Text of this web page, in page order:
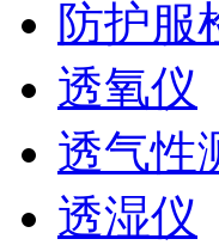
防护服
透氧仪
透气性
透湿仪